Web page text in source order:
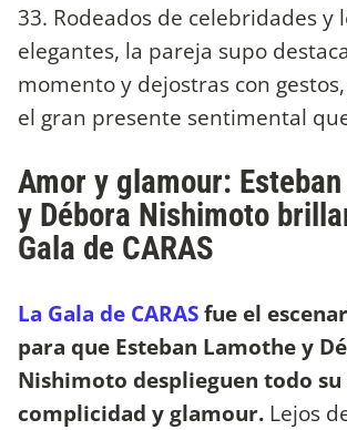
33. Rodeados de celebridades y
elegantes, la pareja supo
momento y dejostras con
el gran presente sentimental
Amor y glamour:
y Débora Nishimoto
Gala de CARAS
La Gala de CARASfue el
para que Esteban Lamothe y
Nishimoto desplieguen todo
complicidad y glamour. Lejos